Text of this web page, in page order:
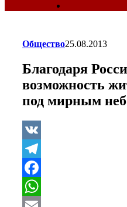
Общество25.08.2013
Благодаря
возможность
под мирным
VK
Telegram
Facebook
WhatsApp